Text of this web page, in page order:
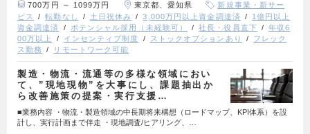
700万円 ～ 1099万円 東京都、愛知県
新規事業・新サー
ビス
転勤なし 土日祝休み 3,000万円以上資金調達済
1億円以上
資金調達済
ポテンシャル採用（未経験可） 社長・役員直下
年収6
00万以上
インセンティブ制度 ストックオプションあり
フレック
ス勤務
リモートワーク可能
製造・物流・流通等の多様な領域におい
て、”現地現物”を大事にし、課題抽出か
ら改善施策の提案・実行支援…
■業務内容 ・物流・製造領域の中長期将来構想（ロードマップ、KPI体系）を設
計し、実行計画まで伴走 ・現地調査/ヒアリング、…